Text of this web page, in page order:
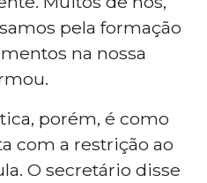
pela formação
na nossa
porém, é como
com a restrição ao
O secretário disse